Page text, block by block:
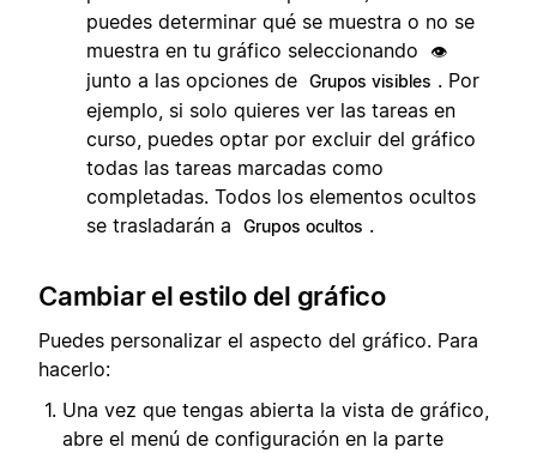
puedes determinar qué se muestra o no se
muestra en tu gráfico seleccionando
👁️
junto a las opciones de Grupos visibles . Por
ejemplo, si solo quieres ver las tareas en
curso, puedes optar por excluir del gráfico
todas las tareas marcadas como
completadas. Todos los elementos ocultos
se trasladarán a
Grupos ocultos .
Cambiar el estilo del gráfico
Puedes personalizar el aspecto del gráfico. Para
hacerlo:
Una vez que tengas abierta la vista de gráfico,
abre el menú de configuración en la parte